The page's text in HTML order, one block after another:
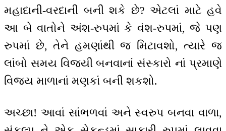
મહાદાની-વરદાની બની શકે છે? એટલાં માટે હવે
આ બે વાતોને અંશ-રુપમાં કે વંશ-રુપમાં, જે પણ
રુપમાં છે, તેને હમણાંથી જ મિટાવશો, ત્યારે જ
લાંબો સમય વિજયી બનવાનાં સંસ્કારો નાં પ્રમાણે
વિજય માળાનાં મણકાં બની શકશો.
અચ્છા! આવાં સાંભળવાં અને સ્વરુપ બનવા વાળા,